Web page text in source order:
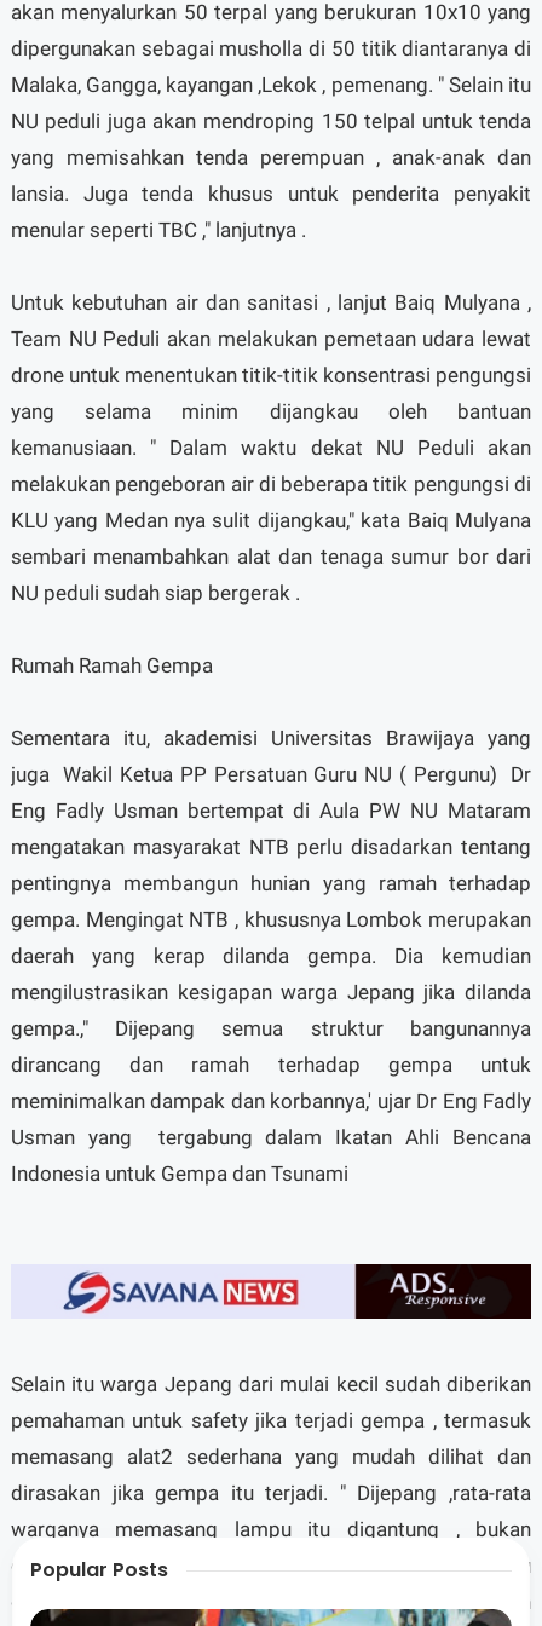
akan menyalurkan 50 terpal yang berukuran 10x10 yang
dipergunakan sebagai musholla di 50 titik diantaranya di
Malaka, Gangga, kayangan ,Lekok , pemenang. " Selain itu
NU peduli juga akan mendroping 150 telpal untuk tenda
yang memisahkan tenda perempuan , anak-anak dan
lansia. Juga tenda khusus untuk penderita penyakit
menular seperti TBC ," lanjutnya .
Untuk kebutuhan air dan sanitasi , lanjut Baiq Mulyana ,
Team NU Peduli akan melakukan pemetaan udara lewat
drone untuk menentukan titik-titik konsentrasi pengungsi
yang selama minim dijangkau oleh bantuan
kemanusiaan. " Dalam waktu dekat NU Peduli akan
melakukan pengeboran air di beberapa titik pengungsi di
KLU yang Medan nya sulit dijangkau," kata Baiq Mulyana
sembari menambahkan alat dan tenaga sumur bor dari
NU peduli sudah siap bergerak .
Rumah Ramah Gempa
Sementara itu, akademisi Universitas Brawijaya yang
juga Wakil Ketua PP Persatuan Guru NU ( Pergunu) Dr
Eng Fadly Usman bertempat di Aula PW NU Mataram
mengatakan masyarakat NTB perlu disadarkan tentang
pentingnya membangun hunian yang ramah terhadap
gempa. Mengingat NTB , khususnya Lombok merupakan
daerah yang kerap dilanda gempa. Dia kemudian
mengilustrasikan kesigapan warga Jepang jika dilanda
gempa.," Dijepang semua struktur bangunannya
dirancang dan ramah terhadap gempa untuk
meminimalkan dampak dan korbannya,' ujar Dr Eng Fadly
Usman yang tergabung dalam Ikatan Ahli Bencana
Indonesia untuk Gempa dan Tsunami
Selain itu warga Jepang dari mulai kecil sudah diberikan
pemahaman untuk safety jika terjadi gempa , termasuk
memasang alat2 sederhana yang mudah dilihat dan
dirasakan jika gempa itu terjadi. " Dijepang ,rata-rata
warganya memasang lampu itu digantung , bukan
ditempel di plafon. Jika gempa tiba , maka lampu
gantung tersebut akan berayun. Juga disetiap rumah
Popular Posts